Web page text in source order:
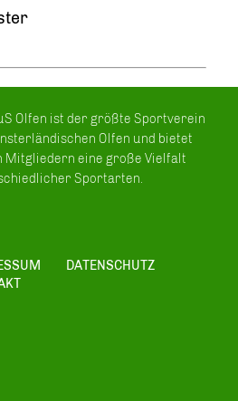
Olfen ist der größte Sportverein
Olfen und bietet
Mitgliedern eine große Vielfalt
Sportarten.
DATENSCHUTZ